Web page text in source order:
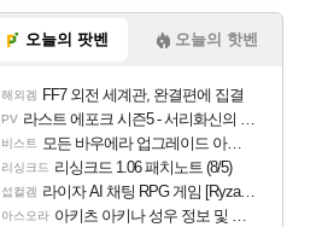
오늘의 팟벤 오늘의 핫벤
해외겜 FF7 외전 세계관, 완결편에 집결
PV 라스트 에포크 시즌5 - 서리화신의 분노 티저
비스트 모든 바우에라 업그레이드 아이템 획득 위치 공략 (89개)
리싱크드 리싱크드 1.06 패치노트 (8/5)
섭컬겜 라이자 AI 채팅 RPG 게임 [RyzaChat: AI] 공개
아스오라 아키츠 아키나 성우 정보 및 주요 필모